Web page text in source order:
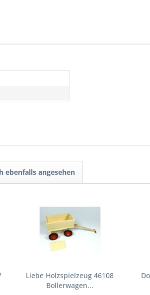
ebenfalls angesehen
Liebe Holzspielzeug 46108
Bollerwagen...